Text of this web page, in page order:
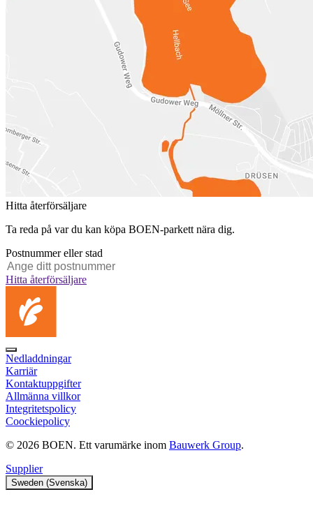
Hitta återförsäljare
Ta reda på var du kan köpa BOEN-parkett nära dig.
Postnummer eller stad
Hitta återförsäljare
Nedladdningar
Karriär
Kontaktuppgifter
Allmänna villkor
Integritetspolicy
Coockiepolicy
© 2026 BOEN. Ett varumärke inom Bauwerk Group.
Supplier
Sweden (Svenska)